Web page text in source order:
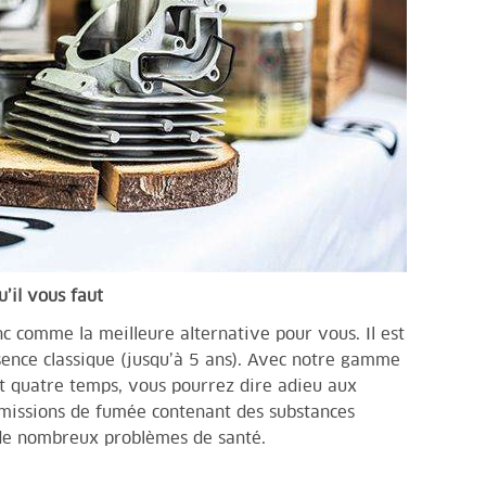
vous faut
comme la meilleure alternative pour vous. Il est
classique (jusqu’à 5 ans). Avec notre gamme
quatre temps, vous pourrez dire adieu aux
de fumée contenant des substances
nombreux problèmes de santé.